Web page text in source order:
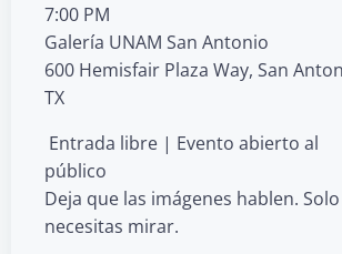
7:00 PM
Galería UNAM San Antonio
600 Hemisfair Plaza Way, San
TX
️ Entrada libre | Evento abierto al
público
Deja que las imágenes hablen. Solo
necesitas mirar.